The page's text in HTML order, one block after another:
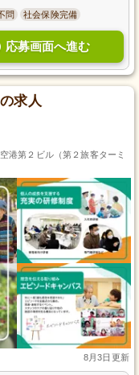
問 社会保険完備
応募画面へ進む
求人
港第２ビル（第２旅客ターミ
8月3日更新